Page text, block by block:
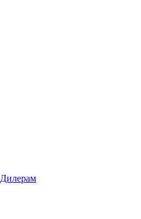
Дилерам